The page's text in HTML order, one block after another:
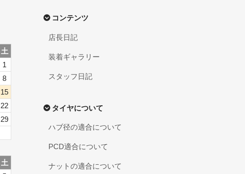
コンテンツ
店長日記
装着ギャラリー
スタッフ日記
タイヤについて
ハブ径の適合について
PCD適合について
ナットの適合について
土
1
8
15
22
29
土